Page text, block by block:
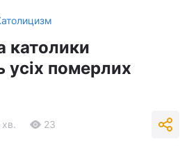
католики
усіх померлих
23